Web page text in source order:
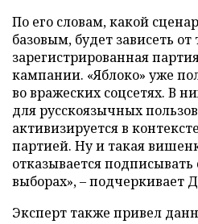
По его словам, какой
базовым, будет зависеть
зарегистрированная
кампании. «Яблоко» уже
во вражеских соцсетях. В
для русскоязычных
активизируется в
партией. Ну и такая
отказывается
выборах», – подчеркивает
Эксперт также привел